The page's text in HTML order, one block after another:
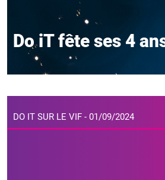
Do iT fête ses 4
DO IT SUR LE VIF - 01/09/2024